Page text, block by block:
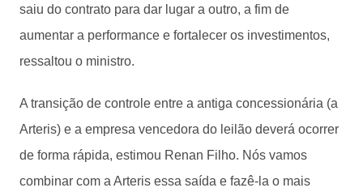
saiu do contrato para dar lugar a outro, a fim de
aumentar a performance e fortalecer os investimentos,
ressaltou o ministro.
A transição de controle entre a antiga concessionária (a
Arteris) e a empresa vencedora do leilão deverá ocorrer
de forma rápida, estimou Renan Filho. Nós vamos
combinar com a Arteris essa saída e fazê-la o mais